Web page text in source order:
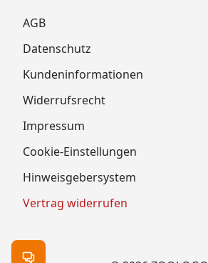
AGB
Datenschutz
Kundeninformationen
Widerrufsrecht
Impressum
Cookie-Einstellungen
Hinweisgebersystem
Vertrag widerrufen